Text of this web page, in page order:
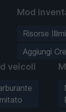
Mod
Risorse
Aggiungi
veicoli